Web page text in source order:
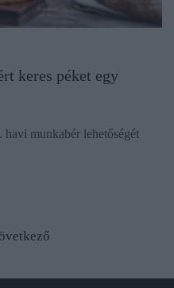
keres péket egy
munkabér lehetőségét